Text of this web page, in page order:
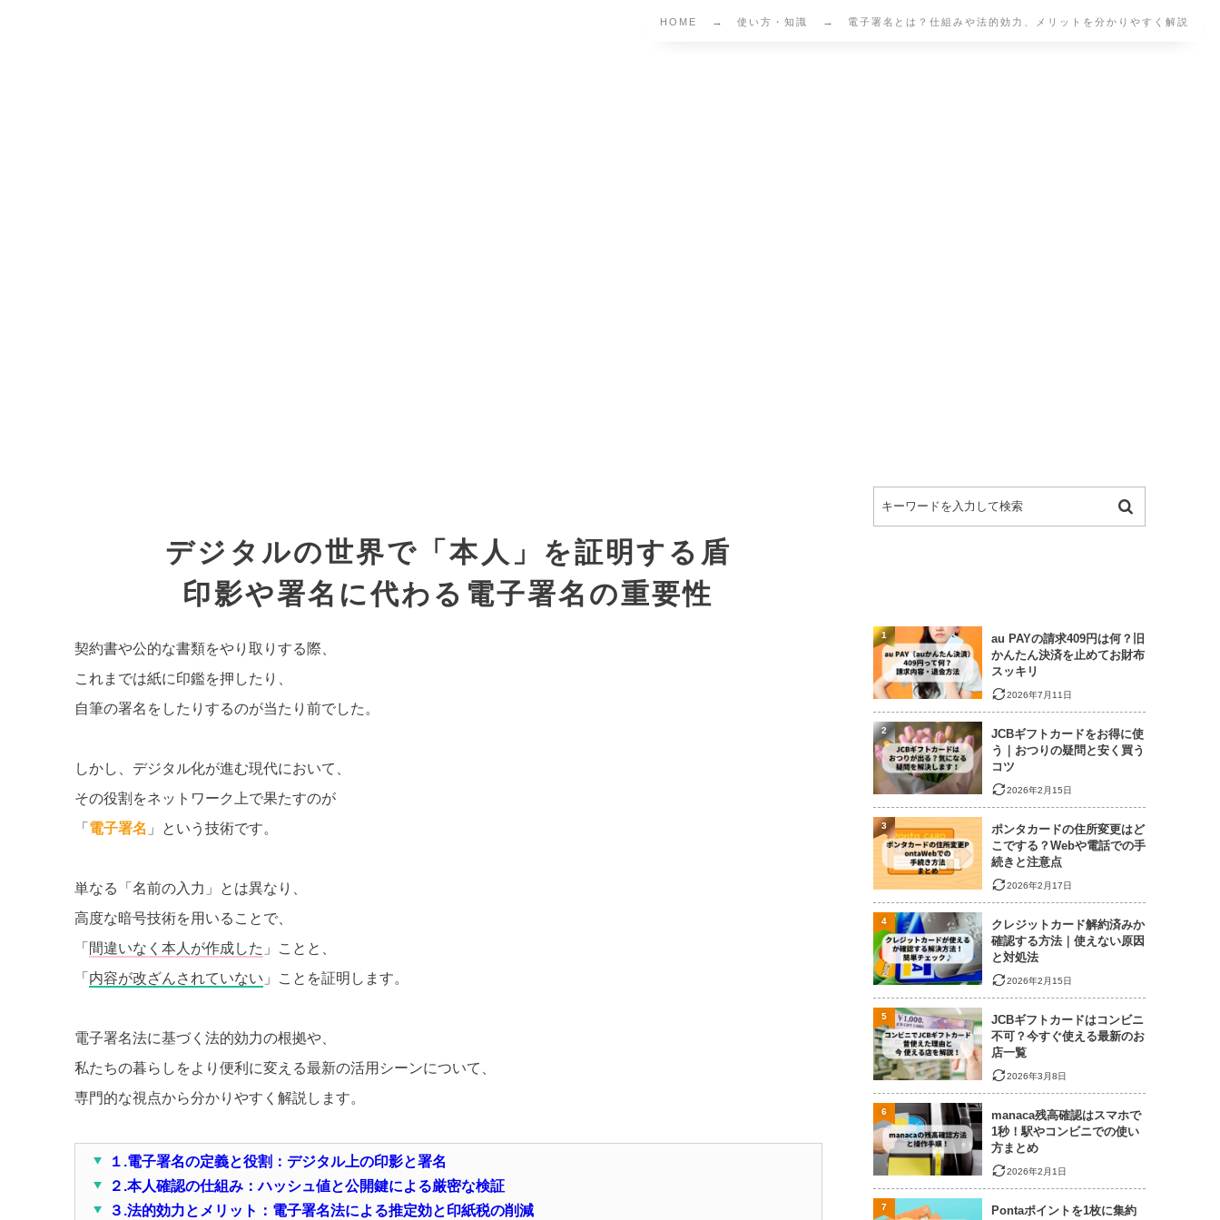
HOME 使い方・知識 電子署名とは？仕組みや法的効力、メリットを分かりやすく解説
デジタルの世界で「本人」を証明する盾
印影や署名に代わる電子署名の重要性
契約書や公的な書類をやり取りする際、
これまでは紙に印鑑を押したり、
自筆の署名をしたりするのが当たり前でした。
しかし、デジタル化が進む現代において、
その役割をネットワーク上で果たすのが
「 電子署名 」という技術です。
単なる「名前の入力」とは異なり、
高度な暗号技術を用いることで、
「 間違いなく本人が作成した 」ことと、
「 内容が改ざんされていない 」ことを証明します。
電子署名法に基づく法的効力の根拠や、
私たちの暮らしをより便利に変える最新の活用シーンについて、
専門的な視点から分かりやすく解説します。
１.電子署名の定義と役割：デジタル上の印影と署名
２.本人確認の仕組み：ハッシュ値と公開鍵による厳密な検証
３.法的効力とメリット：電子署名法による推定効と印紙税の削減
au PAYの請求409円は何？旧
かんたん決済を止めてお財布
スッキリ
2026年7月11日
1
JCBギフトカードをお得に使
う｜おつりの疑問と安く買う
コツ
2026年2月15日
2
ポンタカードの住所変更はど
こでする？Webや電話での手
続きと注意点
2026年2月17日
3
クレジットカード解約済みか
確認する方法｜使えない原因
と対処法
2026年2月15日
4
JCBギフトカードはコンビニ
不可？今すぐ使える最新のお
店一覧
2026年3月8日
5
manaca残高確認はスマホで
1秒！駅やコンビニでの使い
方まとめ
2026年2月1日
6
Pontaポイントを1枚に集約
7